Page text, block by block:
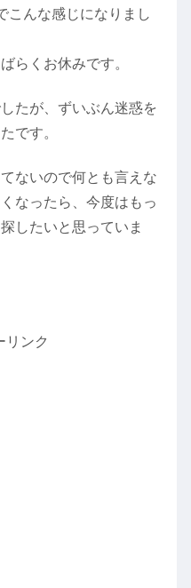
こんな感じになりまし
らくお休みです。
たが、ずいぶん迷惑を
です。
ないので何とも言えな
なったら、今度はもっ
したいと思っていま
リンク